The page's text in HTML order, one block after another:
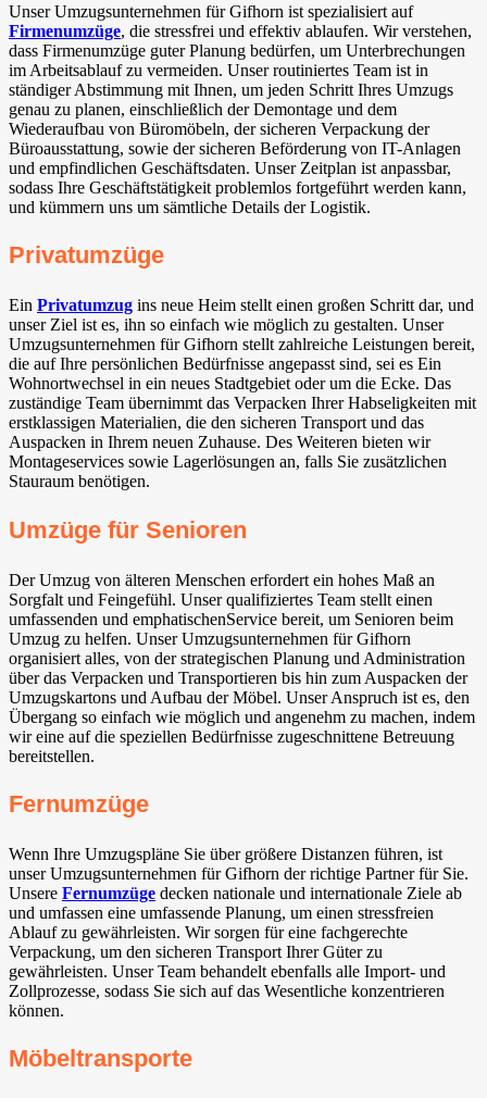
Unser Umzugsunternehmen für Gifhorn ist spezialisiert auf
Firmenumzüge, die stressfrei und effektiv ablaufen. Wir verstehen,
dass Firmenumzüge guter Planung bedürfen, um Unterbrechungen
im Arbeitsablauf zu vermeiden. Unser routiniertes Team ist in
ständiger Abstimmung mit Ihnen, um jeden Schritt Ihres Umzugs
genau zu planen, einschließlich der Demontage und dem
Wiederaufbau von Büromöbeln, der sicheren Verpackung der
Büroausstattung, sowie der sicheren Beförderung von IT-Anlagen
und empfindlichen Geschäftsdaten. Unser Zeitplan ist anpassbar,
sodass Ihre Geschäftstätigkeit problemlos fortgeführt werden kann,
und kümmern uns um sämtliche Details der Logistik.
Privatumzüge
Ein Privatumzug ins neue Heim stellt einen großen Schritt dar, und
unser Ziel ist es, ihn so einfach wie möglich zu gestalten. Unser
Umzugsunternehmen für Gifhorn stellt zahlreiche Leistungen bereit,
die auf Ihre persönlichen Bedürfnisse angepasst sind, sei es Ein
Wohnortwechsel in ein neues Stadtgebiet oder um die Ecke. Das
zuständige Team übernimmt das Verpacken Ihrer Habseligkeiten mit
erstklassigen Materialien, die den sicheren Transport und das
Auspacken in Ihrem neuen Zuhause. Des Weiteren bieten wir
Montageservices sowie Lagerlösungen an, falls Sie zusätzlichen
Stauraum benötigen.
Umzüge für Senioren
Der Umzug von älteren Menschen erfordert ein hohes Maß an
Sorgfalt und Feingefühl. Unser qualifiziertes Team stellt einen
umfassenden und emphatischenService bereit, um Senioren beim
Umzug zu helfen. Unser Umzugsunternehmen für Gifhorn
organisiert alles, von der strategischen Planung und Administration
über das Verpacken und Transportieren bis hin zum Auspacken der
Umzugskartons und Aufbau der Möbel. Unser Anspruch ist es, den
Übergang so einfach wie möglich und angenehm zu machen, indem
wir eine auf die speziellen Bedürfnisse zugeschnittene Betreuung
bereitstellen.
Fernumzüge
Wenn Ihre Umzugspläne Sie über größere Distanzen führen, ist
unser Umzugsunternehmen für Gifhorn der richtige Partner für Sie.
Unsere Fernumzüge decken nationale und internationale Ziele ab
und umfassen eine umfassende Planung, um einen stressfreien
Ablauf zu gewährleisten. Wir sorgen für eine fachgerechte
Verpackung, um den sicheren Transport Ihrer Güter zu
gewährleisten. Unser Team behandelt ebenfalls alle Import- und
Zollprozesse, sodass Sie sich auf das Wesentliche konzentrieren
können.
Möbeltransporte